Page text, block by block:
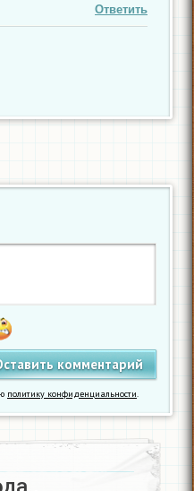
Ответить
политику конфиденциальности.